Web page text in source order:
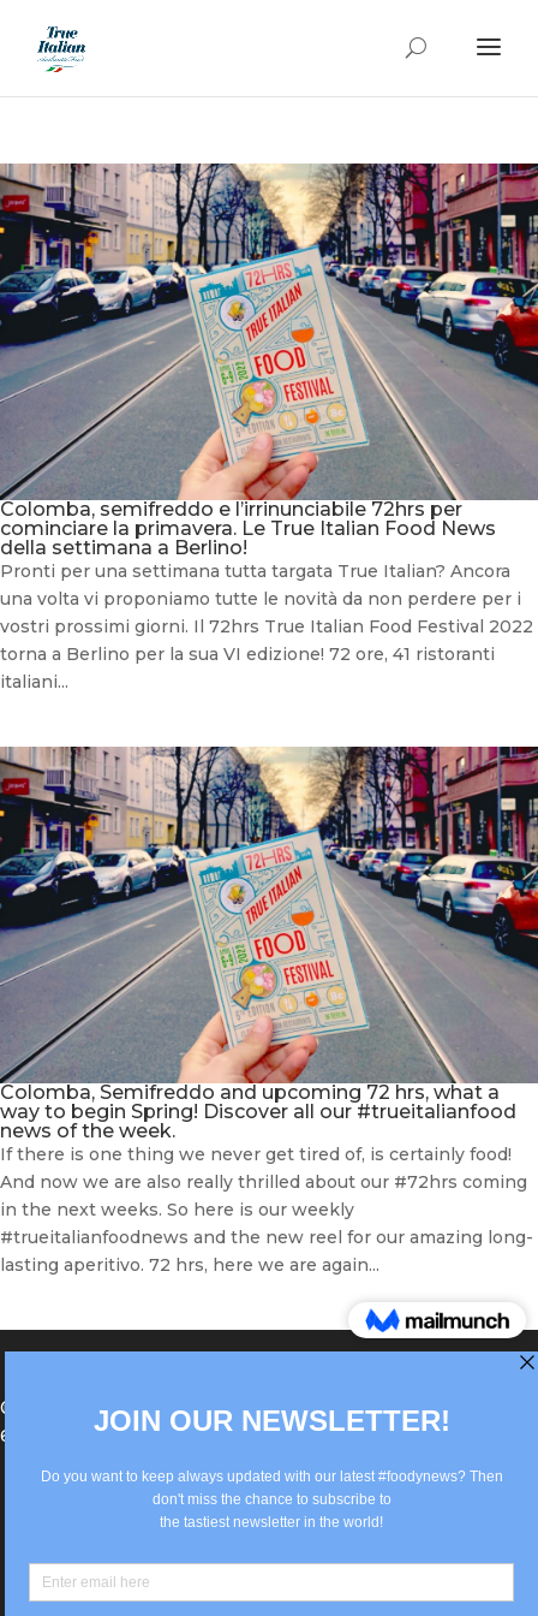
Colomba, semifreddo e l’irrinunciabile 72hrs per
cominciare la primavera. Le True Italian Food News
della settimana a Berlino!
Pronti per una settimana tutta targata True Italian? Ancora
una volta vi proponiamo tutte le novità da non perdere per i
vostri prossimi giorni. Il 72hrs True Italian Food Festival 2022
torna a Berlino per la sua VI edizione! 72 ore, 41 ristoranti
italiani...
Colomba, Semifreddo and upcoming 72 hrs, what a
way to begin Spring! Discover all our #trueitalianfood
news of the week.
If there is one thing we never get tired of, is certainly food!
And now we are also really thrilled about our #72hrs coming
in the next weeks. So here is our weekly
#trueitalianfoodnews and the new reel for our amazing long-
lasting aperitivo. 72 hrs, here we are again...
®Berlin Italian Communication 2022 +49(0)30
62867442
info@old.true-italian.com